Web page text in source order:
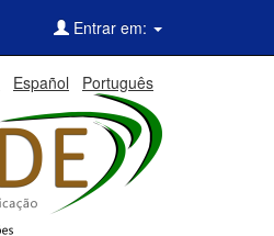
Entrar em:
Español Português